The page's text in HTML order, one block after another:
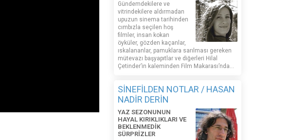
Gündemdekilere ve
vitrindekilere aldırmadan
upuzun sinema tarihinden
cımbızla seçilen hoş
filmler, insan kokan
öyküler, gözden kaçanlar,
ıskalananlar, pamuklara sarılması gereken
mütevazı başyapıtlar ve diğerleri Hilal
Çetinder’in kaleminden Film Makarası’nda…
SİNEFİLDEN NOTLAR / HASAN
NADİR DERİN
YAZ SEZONUNUN
HAYAL KIRIKLIKLARI VE
BEKLENMEDİK
SÜRPRİZLER